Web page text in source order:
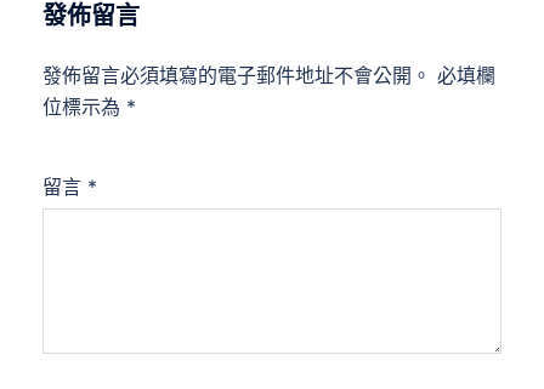
發佈留言
發佈留言必須填寫的電子郵件地址不會公開。 必填欄
位標示為 *
留言 *